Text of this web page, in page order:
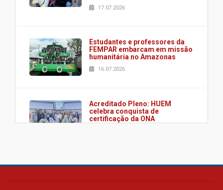
17.07.2026
Estudantes e professores da
FEMPAR embarcam em missão
humanitária no Amazonas
16.07.2026
Acreditado Pleno: HUEM
celebra conquista de
certificação da ONA
HUEM é o primeiro hospital do
UTI's inteligentes